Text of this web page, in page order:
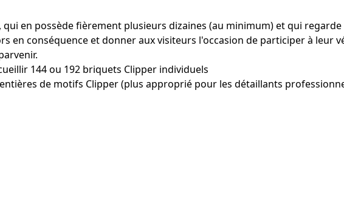
en possède fièrement plusieurs dizaines (au minimum) et qui
en conséquence et donner aux visiteurs l'occasion de participer à leur
144 ou 192 briquets Clipper individuels
de motifs Clipper (plus approprié pour les détaillants